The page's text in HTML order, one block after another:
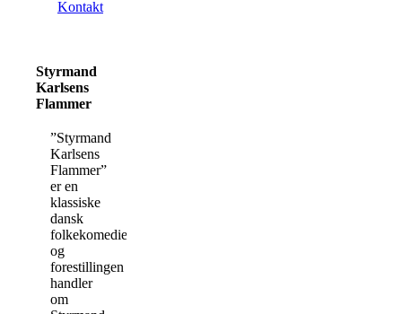
Kontakt
Styrmand
Karlsens
Flammer
”Styrmand
Karlsens
Flammer”
er en
klassiske
dansk
folkekomedie,
og
forestillingen
handler
om